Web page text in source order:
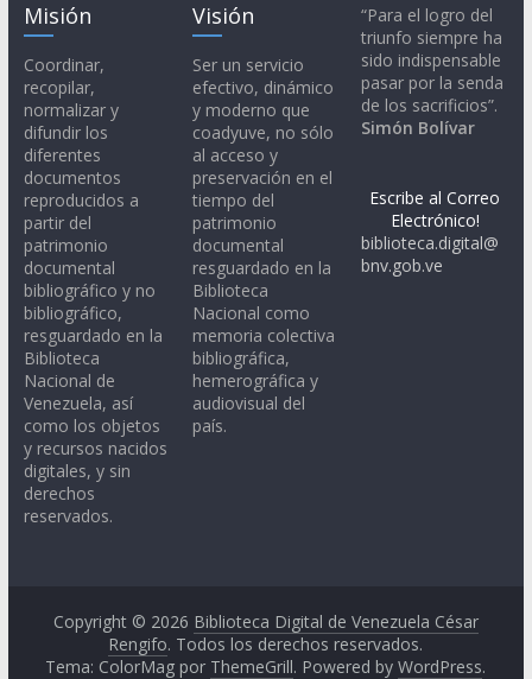
Misión
Coordinar,
recopilar,
normalizar y
difundir los
diferentes
documentos
reproducidos a
partir del
patrimonio
documental
bibliográfico y no
bibliográfico,
resguardado en la
Biblioteca
Nacional de
Venezuela, así
como los objetos
y recursos nacidos
digitales, y sin
derechos
reservados.
Visión
Ser un servicio
efectivo, dinámico
y moderno que
coadyuve, no sólo
al acceso y
preservación en el
tiempo del
patrimonio
documental
resguardado en la
Biblioteca
Nacional como
memoria colectiva
bibliográfica,
hemerográfica y
audiovisual del
país.
“Para el logro del
triunfo siempre ha
sido indispensable
pasar por la senda
de los sacrificios”.
Simón Bolívar
Escribe al Correo
Electrónico!
biblioteca.digital@
bnv.gob.ve
Copyright © 2026 Biblioteca Digital de Venezuela César
Rengifo. Todos los derechos reservados.
Tema: ColorMag por ThemeGrill. Powered byWordPress.